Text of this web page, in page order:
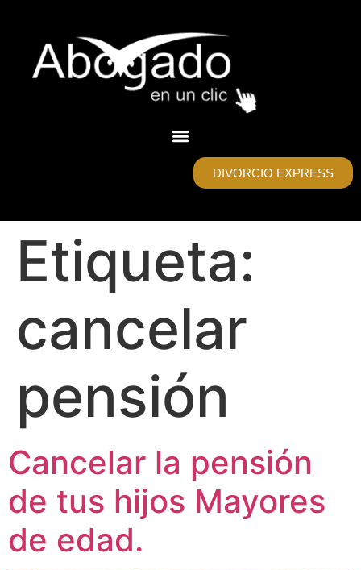
DIVORCIO EXPRESS
Etiqueta:
cancelar
pensión
Cancelar la pensión
de tus hijos Mayores
de edad.